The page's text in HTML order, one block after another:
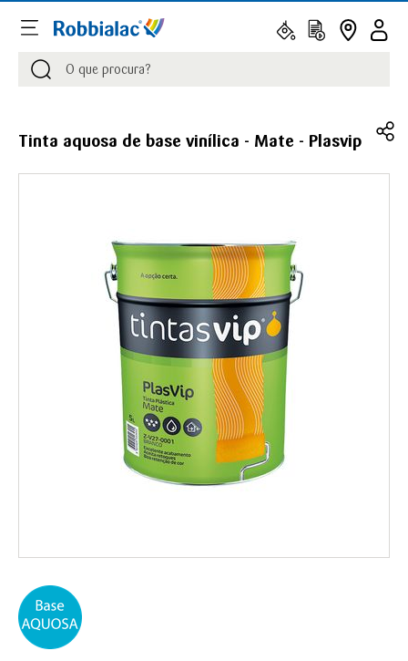
Procurar
Procurar
Tinta aquosa de base vinílica - Mate - Plasvip